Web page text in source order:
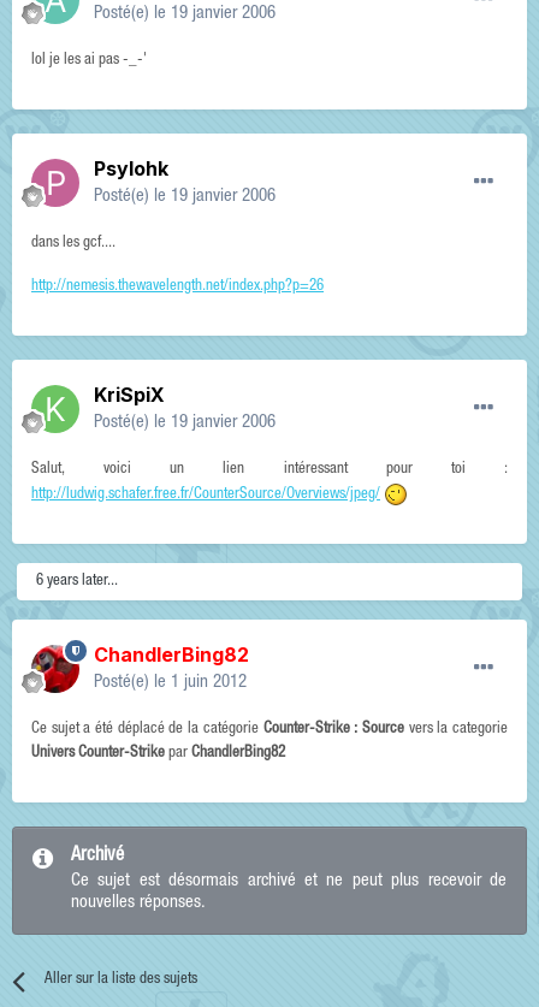
Posté(e) le 19 janvier 2006
lol je les ai pas -_-'
Psylohk
Posté(e) le 19 janvier 2006
dans les gcf....
http://nemesis.thewavelength.net/index.php?p=26
KriSpiX
Posté(e) le 19 janvier 2006
Salut, voici un lien intéressant pour toi :
http://ludwig.schafer.free.fr/CounterSource/Overviews/jpeg/
6 years later...
ChandlerBing82
Posté(e) le 1 juin 2012
Ce sujet a été déplacé de la catégorie Counter-Strike : Sourcevers la categorie
Univers Counter-Strike par ChandlerBing82
Archivé
Ce sujet est désormais archivé et ne peut plus recevoir de
nouvelles réponses.
Aller sur la liste des sujets